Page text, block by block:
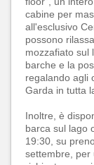
cabine per
all'esclusivo
possono
mozzafiato sul
barche e la
regalando agli
Garda in tutta
Inoltre, è
barca sul lago
19:30, su
settembre, per